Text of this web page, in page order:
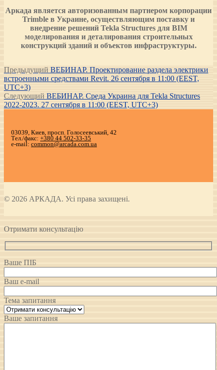
Аркада является авторизованным партнером корпорации
Trimble в Украине, осуществляющим поставку и
внедрение решений Tekla Structures для BIM
моделирования и деталирования строительных
конструкций зданий и объектов инфраструктуры.
Навигация
по
записям
Предыдущий Предыдущая
запись:
ВЕБИНАР. Проектирование раздела электрики
встроенными средствами Revit. 26 сентября в 11:00 (EEST,
UTC+3)
Следующий Следующая
запись:
ВЕБИНАР. Среда Украина для Tekla Structures
2022-2023. 27 сентября в 11:00 (EEST, UTC+3)
03039, Киев, просп. Голосеевський, 42
Тел./факс: +380 44 502-33-35
e-mail: common@arcada.com.ua
© 2026 АРКАДА. Усі права захищені.
Отримати консультацію
Ваше ПІБ
Ваш e-mail
Тема запитання
Ваше запитання